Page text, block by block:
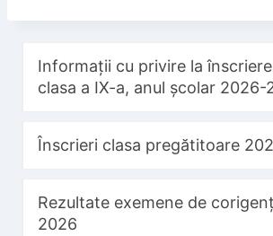
Informații cu privire la
clasa a IX-a, anul școlar 2026-
Înscrieri clasa pregătitoare
Rezultate exemene de
2026